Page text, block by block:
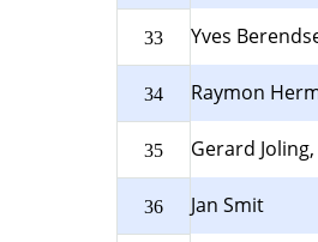
33 Yves
34 Raymon
35 Gerard
36 Jan Smit